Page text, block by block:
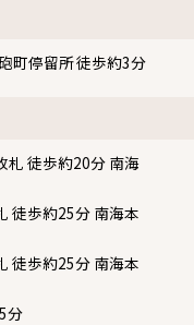
町停留所 徒歩約3分
札 徒歩約20分 南海
徒歩約25分 南海本
徒歩約25分 南海本
分